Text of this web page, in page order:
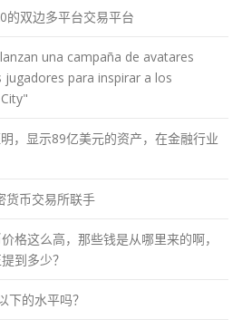
的双边多平台交易平台
una campaña de avatares
para inspirar a los
，显示89亿美元的资产，在金融行业
货币交易所联手
格这么高，那些钱是从哪里来的啊，
到多少？
下的水平吗？